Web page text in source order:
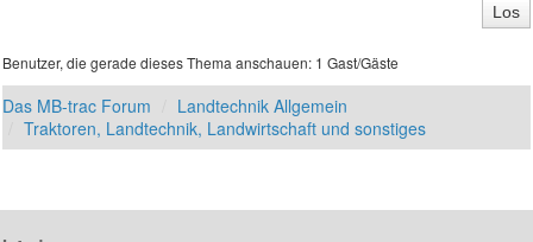
Benutzer, die gerade dieses Thema anschauen: 1 Gast/Gäste
Das MB-trac Forum
Landtechnik Allgemein
Traktoren, Landtechnik, Landwirtschaft und sonstiges